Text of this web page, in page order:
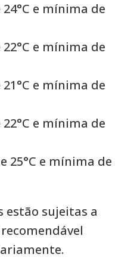
e mínima de
e mínima de
e mínima de
e mínima de
25°C e mínima de
estão sujeitas a